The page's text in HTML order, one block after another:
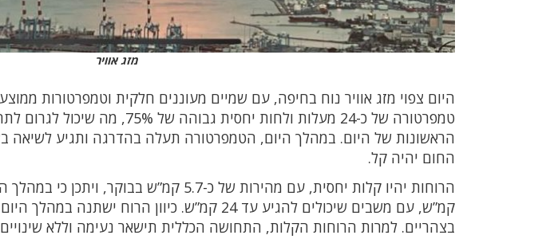
מזג אוויר
היום צפוי מזג אוויר נוח בחיפה, עם שמיים מעוננים חלקית וטמפרטורות
טמפרטורה של כ-24 מעלות ולחות יחסית
החום יהיה קל.
קמ”ש, עם משבים שיכולים להגיע עד 24 קמ”ש. כיוון הרוח
בצהריים. למרות הרוחות הקלות, התחושה הכללית תישאר נעימה וללא